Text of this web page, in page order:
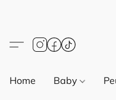
Home Baby